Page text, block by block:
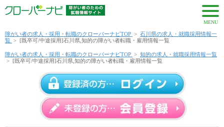
MENU
障がい者の求人・採用・転職のクローバーナビTOP > 石川県の求人・就職採用情報一
覧 > [既卒可/中途採用]石川県,知的の障がい者転職・雇用情報一覧
障がい者の求人・採用・転職のクローバーナビTOP > 知的の求人・就職採用情報一覧
> [既卒可/中途採用]石川県,知的の障がい者転職・雇用情報一覧